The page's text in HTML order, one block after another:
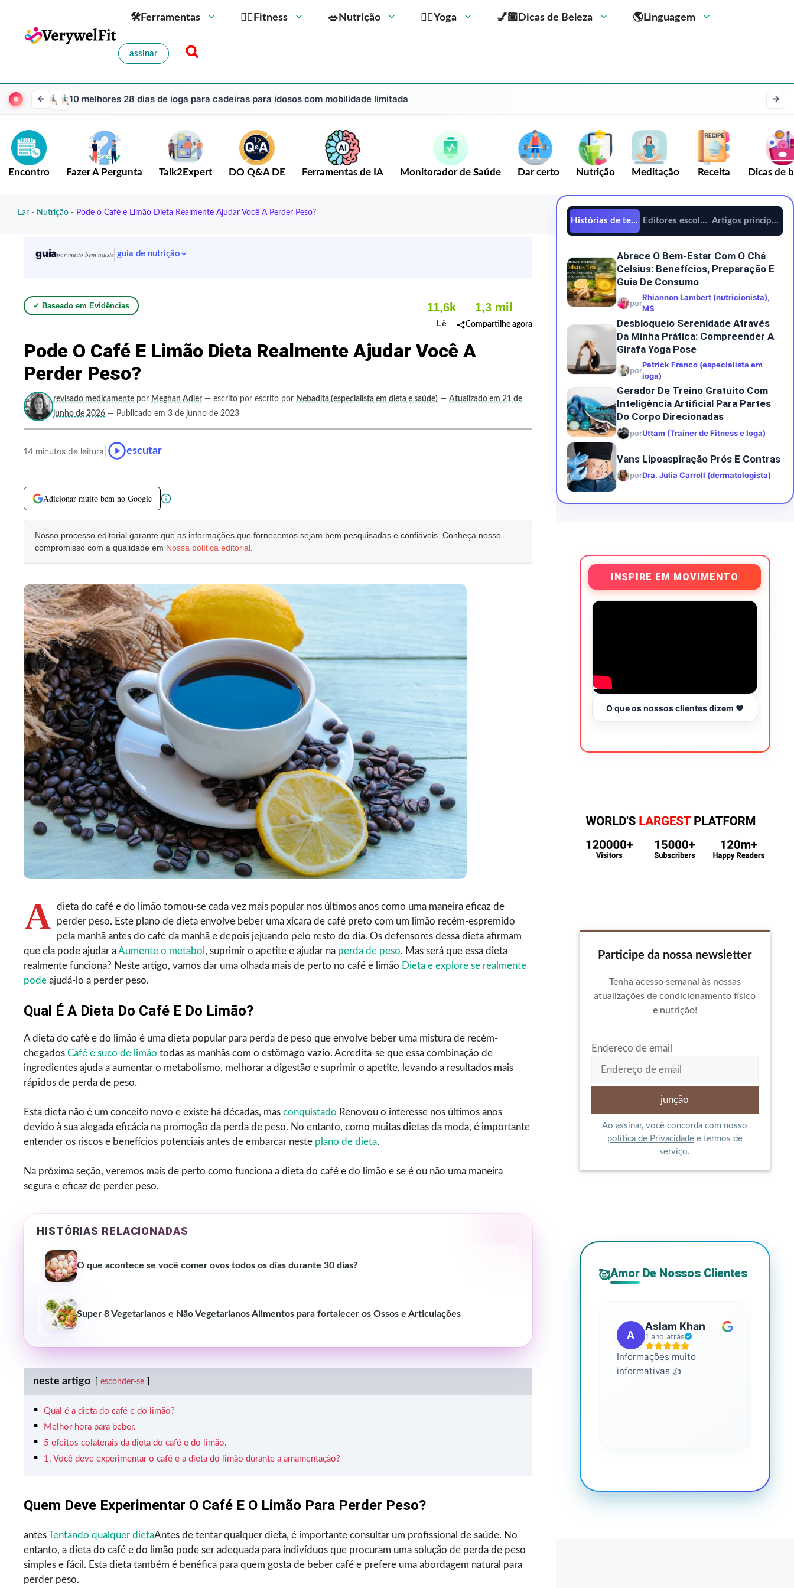
🛠Ferramentas 🏋️‍♀️Fitness 🥗Nutrição 🧘‍♀️Yoga 💅🏼Dicas de Beleza 🌎Linguagem
assinar
10 melhores 28 dias de ioga para cadeiras para idosos com mobilidade limitada
Encontro Fazer A Pergunta Talk2Expert DO Q&A DE Ferramentas de IA Monitorador de Saúde Dar certo Nutrição Meditação Receita Dicas de
Lar - Nutrição - Pode o Café e Limão Dieta Realmente Ajudar Você A Perder Peso?
guiapor muito bem ajuste guia de nutrição
✓ Baseado em Evidências 11,6k
Lê
1,3 mil
Compartilhe agora
Pode O Café E Limão Dieta Realmente Ajudar Você A
Perder Peso?
revisado medicamente por Meghan Adler — escrito por escrito por Nebadita (especialista em dieta e saúde) — Atualizado em 21 de
junho de 2026 — Publicado em 3 de junho de 2023
14 minutos de leitura escutar
Adicionar muito bem no Google
Nosso processo editorial garante que as informações que fornecemos sejam bem pesquisadas e confiáveis. Conheça nosso
compromisso com a qualidade em Nossa política editorial
A dieta do café e do limão tornou-se cada vez mais popular nos últimos anos como uma maneira eficaz de
perder peso. Este plano de dieta envolve beber uma xícara de café preto com um limão recém-espremido
pela manhã antes do café da manhã e depois jejuando pelo resto do dia. Os defensores dessa dieta afirmam
que ela pode ajudar aAumente o metabol , suprimir o apetite e ajudar na perda de peso. Mas será que essa dieta
realmente funciona? Neste artigo, vamos dar uma olhada mais de perto no café e limão Dieta e explore se realmente
pode ajudá-lo a perder peso.
Qual É A Dieta Do Café E Do Limão?
A dieta do café e do limão é uma dieta popular para perda de peso que envolve beber uma mistura de recém-
chegados Café e suco de limão todas as manhãs com o estômago vazio. Acredita-se que essa combinação de
ingredientes ajuda a aumentar o metabolismo, melhorar a digestão e suprimir o apetite, levando a resultados mais
rápidos de perda de peso.
Esta dieta não é um conceito novo e existe há décadas, mas conquistado Renovou o interesse nos últimos anos
devido à sua alegada eficácia na promoção da perda de peso. No entanto, como muitas dietas da moda, é importante
entender os riscos e benefícios potenciais antes de embarcar neste plano de dieta.
Na próxima seção, veremos mais de perto como funciona a dieta do café e do limão e se é ou não uma maneira
segura e eficaz de perder peso.
HISTÓRIAS RELACIONADAS
O que acontece se você comer ovos todos os dias durante 30 dias?
Super 8 Vegetarianos e Não Vegetarianos Alimentos para fortalecer os Ossos e Articulações
neste artigo esconder-se
Qual é a dieta do café e do limão?
Melhor hora para beber.
5 efeitos colaterais da dieta do café e do limão.
1. Você deve experimentar o café e a dieta do limão durante a amamentação?
Quem Deve Experimentar O Café E O Limão Para Perder Peso?
antesTentando qualquer dietaAntes de tentar qualquer dieta, é importante consultar um profissional de saúde. No
entanto, a dieta do café e do limão pode ser adequada para indivíduos que procuram uma solução de perda de peso
simples e fácil. Esta dieta também é benéfica para quem gosta de beber café e prefere uma abordagem natural para
perder peso.
Histórias de tendênciasEditores escolhemArtigos principais
Abrace O Bem-Estar Com O Chá
Celsius: Benefícios, Preparação E
Guia De Consumo
por
Rhiannon Lambert (nutricionista),
MS
Desbloqueio Serenidade Através
Da Minha Prática: Compreender A
Girafa Yoga Pose
por
Patrick Franco (especialista em
ioga)
Gerador De Treino Gratuito Com
Inteligência Artificial Para Partes
Do Corpo Direcionadas
porUttam (Trainer de Fitness e Ioga)
Vans Lipoaspiração Prós E Contras
porDra. Julia Carroll (dermatologista)
INSPIRE EM MOVIMENTO
O que os nossos clientes dizem ❤️
Participe da nossa newsletter
Tenha acesso semanal às nossas
atualizações de condicionamento físico
e nutrição!
Endereço de email
Ao assinar, você concorda com nosso
política de Privacidadee termos de
serviço.
🥰Amor De Nossos Clientes
A
Aslam Khan
1 ano atrás
Informações muito
informativas 👍